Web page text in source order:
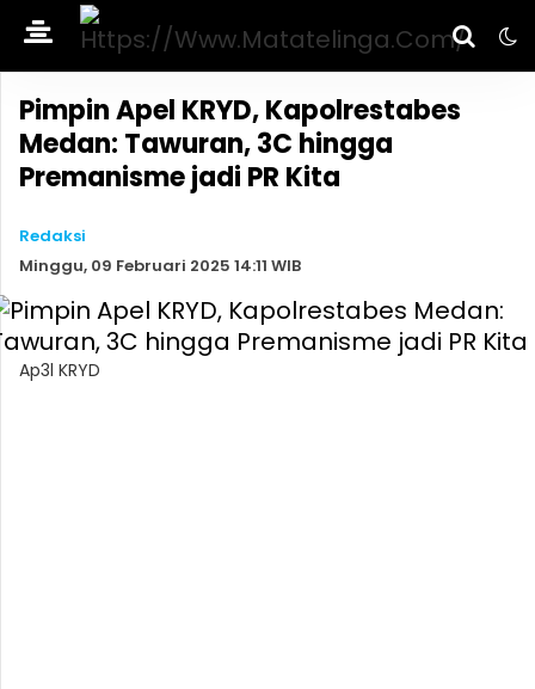
Pimpin Apel KRYD, Kapolrestabes
Medan: Tawuran, 3C hingga
Premanisme jadi PR Kita
Redaksi
Minggu, 09 Februari 2025 14:11 WIB
Ap3l KRYD